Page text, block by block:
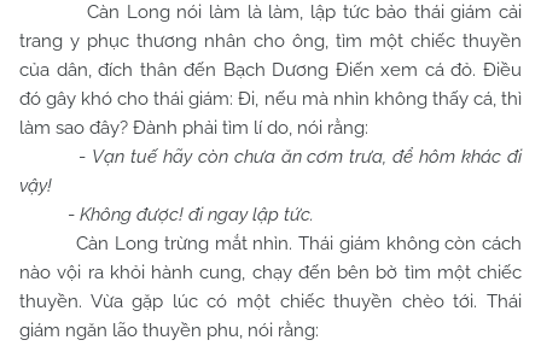
Càn Long nói làm là làm, lập tức bảo thái giám cải
trang y phục thương nhân cho ông, tìm một chiếc thuyền
của dân, đích thân đến Bạch Dương Điến xem cá đỏ. Điều
đó gây khó cho thái giám: Đi, nếu mà nhìn không thấy cá, thì
làm sao đây? Đành phải tìm lí do, nói rằng:
- Vạn tuế hãy còn chưa ăn cơm trưa, để hôm khác đi
vậy!
- Không được! đi ngay lập tức.
Càn Long trừng mắt nhìn. Thái giám không còn cách
nào vội ra khỏi hành cung, chạy đến bên bờ tìm một chiếc
thuyền. Vừa gặp lúc có một chiếc thuyền chèo tới. Thái
giám ngăn lão thuyền phu, nói rằng: